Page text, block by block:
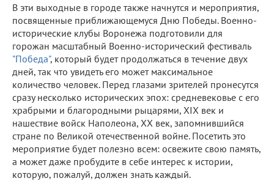
В эти выходные в городе также начнутся и мероприятия,
посвященные приближающемуся Дню Победы. Военно-
исторические клубы Воронежа подготовили для
горожан масштабный Военно-исторический фестиваль
"Победа", который будет продолжаться в течение двух
дней, так что увидеть его может максимальное
количество человек. Перед глазами зрителей пронесутся
сразу несколько исторических эпох: средневековье с его
храбрыми и благородными рыцарями, XIX век и
нашествие войск Наполеона, XX век, запомнившийся
стране по Великой отечественной войне. Посетить это
мероприятие будет полезно всем: освежите свою память,
а может даже пробудите в себе интерес к истории,
которую, пожалуй, должен знать каждый.